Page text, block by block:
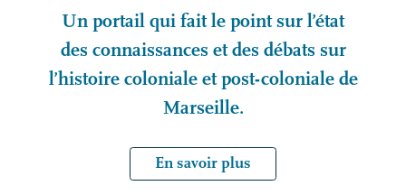
Un portail qui fait le point sur l’état
des connaissances et des débats sur
l’histoire coloniale et post-coloniale de
Marseille.
En savoir plus